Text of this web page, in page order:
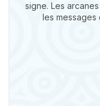
signe. Les
les